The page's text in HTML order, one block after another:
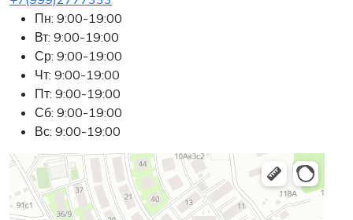
Пн: 9:00-19:00
Вт: 9:00-19:00
Ср: 9:00-19:00
Чт: 9:00-19:00
Пт: 9:00-19:00
Сб: 9:00-19:00
Вс: 9:00-19:00